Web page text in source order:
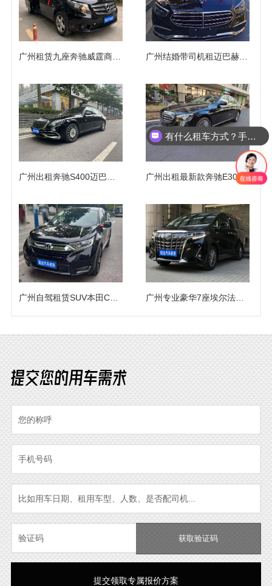
广州租赁九座奔驰威霆商务车队出租带司机包天（9座）
广州出租奔驰S400迈巴赫S500高端高档轿车 广州出租最新款奔驰E300LE260长租自驾
广州自驾租赁SUV本田CRV越野车出租（5座）
提交您的用车需求
获取验证码
有什么租车方式？手续麻烦吗？